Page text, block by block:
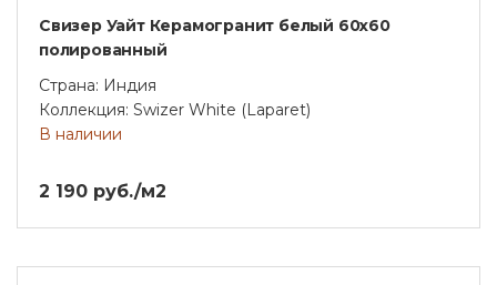
Свизер Уайт Керамогранит белый 60х60
полированный
Страна: Индия
Коллекция: Swizer White (Laparet)
В наличии
2 190 руб./м2